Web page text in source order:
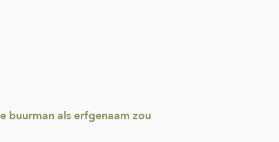
als erfgenaam zou